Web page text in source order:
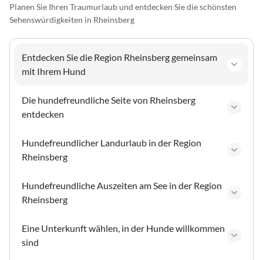
Planen Sie Ihren Traumurlaub und entdecken Sie die schönsten
Sehenswürdigkeiten in Rheinsberg
Entdecken Sie die Region Rheinsberg gemeinsam
mit Ihrem Hund
Die hundefreundliche Seite von Rheinsberg
entdecken
Hundefreundlicher Landurlaub in der Region
Rheinsberg
Hundefreundliche Auszeiten am See in der Region
Rheinsberg
Eine Unterkunft wählen, in der Hunde willkommen
sind